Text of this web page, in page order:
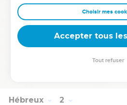
Mais toi, tu restes le même, Et tes
Et auquel des anges a-t-il jamais
droite, jusqu'à ce que je fasse de
marchepied ?
Ne sont-ils pas tous des esprits
Hébreux 2
Choisir mes
Accepter tous
Tout refuser